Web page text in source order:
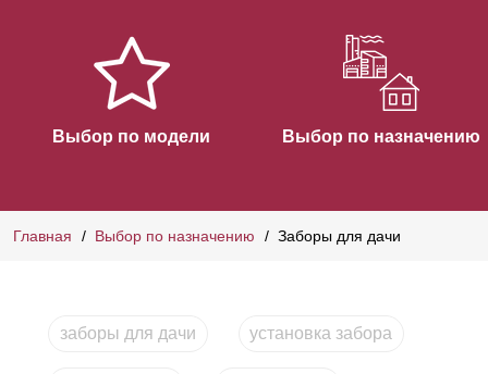
Выбор по модели Выбор по назначению
Главная Выбор по назначению Заборы для дачи
заборы для дачи установка забора